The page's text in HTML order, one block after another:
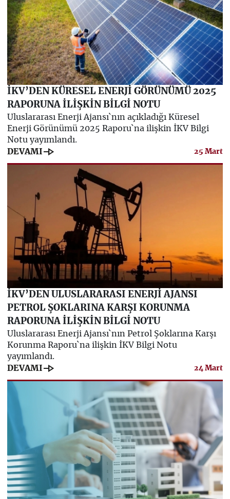
İKV’DEN KÜRESEL ENERJİ GÖRÜNÜMÜ 2025
RAPORUNA İLİŞKİN BİLGİ NOTU
Uluslararası Enerji Ajansı`nın açıkladığı Küresel
Enerji Görünümü 2025 Raporu`na ilişkin İKV Bilgi
Notu yayımlandı.
DEVAMI line_end_arrow 25 Mart
İKV’DEN ULUSLARARASI ENERJİ AJANSI
PETROL ŞOKLARINA KARŞI KORUNMA
RAPORUNA İLİŞKİN BİLGİ NOTU
Uluslararası Enerji Ajansı`nın Petrol Şoklarına Karşı
Korunma Raporu`na ilişkin İKV Bilgi Notu
yayımlandı.
DEVAMI line_end_arrow 24 Mart